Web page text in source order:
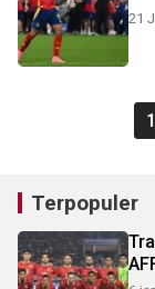
21
1
Terpopuler